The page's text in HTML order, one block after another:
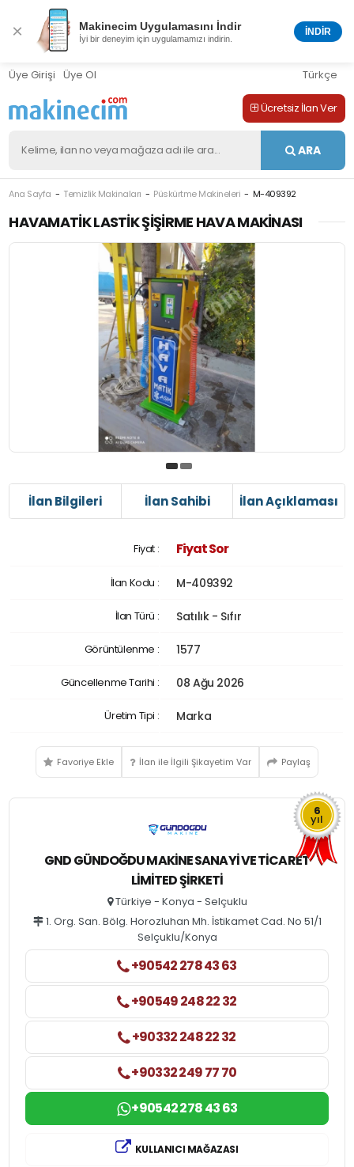
× Makinecim Uygulamasını İndir
İyi bir deneyim için uygulamamızı indirin.
İNDİR
Üye Girişi Üye Ol Türkçe
Ücretsiz İlan Ver
ARA
Ana Sayfa Temizlik Makinaları Püskürtme Makineleri M-409392
HAVAMATIK LASTIK ŞIŞIRME HAVA MAKINASI
İlan Bilgileri İlan Sahibi İlan Açıklaması
Fiyat : Fiyat Sor
İlan Kodu : M-409392
İlan Türü : Satılık - Sıfır
Görüntülenme : 1577
Güncellenme Tarihi : 08 Ağu 2026
Üretim Tipi : Marka
Favoriye Ekle İlan ile İlgili Şikayetim Var Paylaş
6
yıl
GND GÜNDOĞDU MAKINE SANAYI VE TICARET
LIMITED ŞIRKETI
Türkiye - Konya - Selçuklu
1. Org. San. Bölg. Horozluhan Mh. İstikamet Cad. No 51/1
Selçuklu/Konya
+90542 278 43 63
+90549 248 22 32
+90332 248 22 32
+90332 249 77 70
+90542 278 43 63
KULLANICI MAĞAZASI